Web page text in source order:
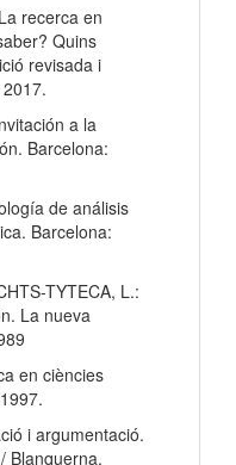
recerca en
Quins
revisada i
a la
Barcelona:
de análisis
Barcelona:
TYTECA, L.:
La nueva
en ciències
i argumentació.
Blanquerna,